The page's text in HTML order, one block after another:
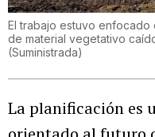
El trabajo estuvo
de material vegetativo
(Suministrada)
La planificación es